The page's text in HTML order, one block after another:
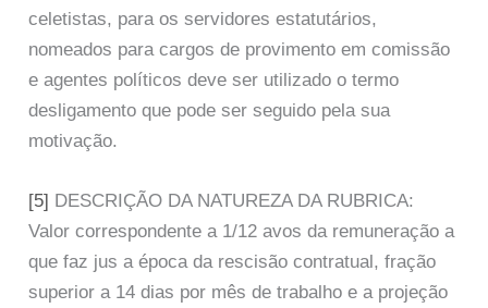
celetistas, para os servidores estatutários,
nomeados para cargos de provimento em comissão
e agentes políticos deve ser utilizado o termo
desligamento que pode ser seguido pela sua
motivação.
[5] DESCRIÇÃO DA NATUREZA DA RUBRICA:
Valor correspondente a 1/12 avos da remuneração a
que faz jus a época da rescisão contratual, fração
superior a 14 dias por mês de trabalho e a projeção